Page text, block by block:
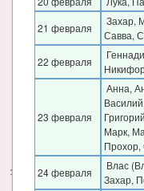
21 февраля
Захар,
Савва,
22 февраля
23 февраля
Анна,
Марк,
24 февраля
Влас
Захар,